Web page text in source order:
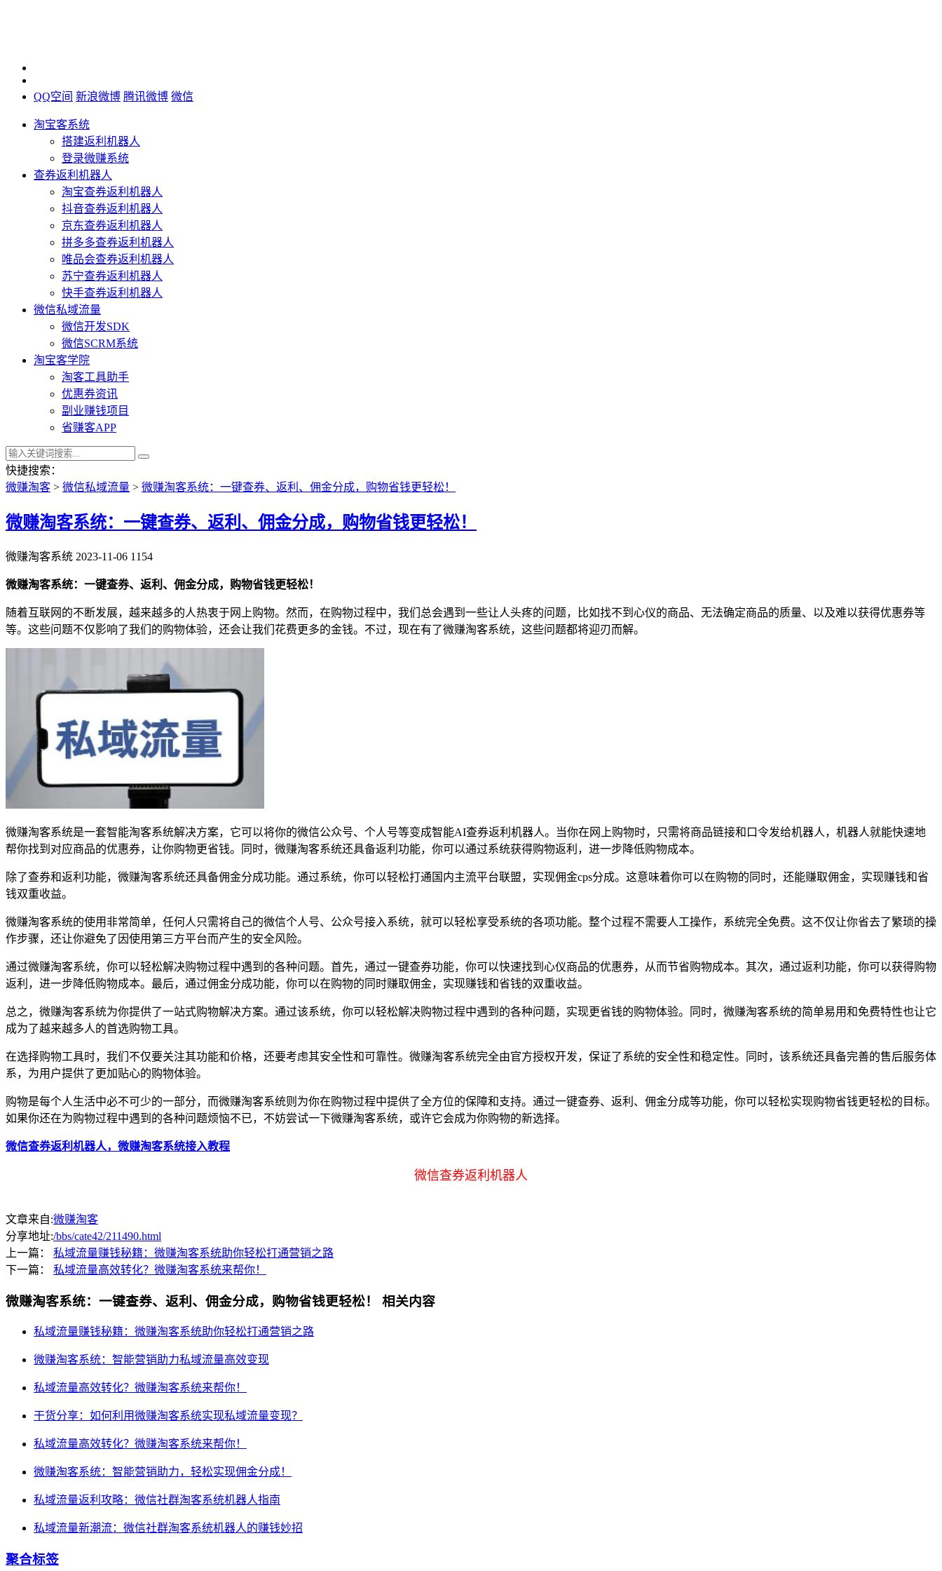
QQ空间 新浪微博 腾讯微博 微信
淘宝客系统
搭建返利机器人
登录微赚系统
查券返利机器人
淘宝查券返利机器人
抖音查券返利机器人
京东查券返利机器人
拼多多查券返利机器人
唯品会查券返利机器人
苏宁查券返利机器人
快手查券返利机器人
微信私域流量
微信开发SDK
微信SCRM系统
淘宝客学院
淘客工具助手
优惠券资讯
副业赚钱项目
省赚客APP
快捷搜索：
微赚淘客 > 微信私域流量 > 微赚淘客系统：一键查券、返利、佣金分成，购物省钱更轻松！
微赚淘客系统：一键查券、返利、佣金分成，购物省钱更轻松！
微赚淘客系统 2023-11-06 1154
微赚淘客系统：一键查券、返利、佣金分成，购物省钱更轻松！
随着互联网的不断发展，越来越多的人热衷于网上购物。然而，在购物过程中，我们总会遇到一些让人头疼的问题，比如找不到心仪的商品、无法确定商品的质量、以及难以获得优惠券等
等。这些问题不仅影响了我们的购物体验，还会让我们花费更多的金钱。不过，现在有了微赚淘客系统，这些问题都将迎刃而解。
微赚淘客系统是一套智能淘客系统解决方案，它可以将你的微信公众号、个人号等变成智能AI查券返利机器人。当你在网上购物时，只需将商品链接和口令发给机器人，机器人就能快速地
帮你找到对应商品的优惠券，让你购物更省钱。同时，微赚淘客系统还具备返利功能，你可以通过系统获得购物返利，进一步降低购物成本。
除了查券和返利功能，微赚淘客系统还具备佣金分成功能。通过系统，你可以轻松打通国内主流平台联盟，实现佣金cps分成。这意味着你可以在购物的同时，还能赚取佣金，实现赚钱和省
钱双重收益。
微赚淘客系统的使用非常简单，任何人只需将自己的微信个人号、公众号接入系统，就可以轻松享受系统的各项功能。整个过程不需要人工操作，系统完全免费。这不仅让你省去了繁琐的操
作步骤，还让你避免了因使用第三方平台而产生的安全风险。
通过微赚淘客系统，你可以轻松解决购物过程中遇到的各种问题。首先，通过一键查券功能，你可以快速找到心仪商品的优惠券，从而节省购物成本。其次，通过返利功能，你可以获得购物
返利，进一步降低购物成本。最后，通过佣金分成功能，你可以在购物的同时赚取佣金，实现赚钱和省钱的双重收益。
总之，微赚淘客系统为你提供了一站式购物解决方案。通过该系统，你可以轻松解决购物过程中遇到的各种问题，实现更省钱的购物体验。同时，微赚淘客系统的简单易用和免费特性也让它
成为了越来越多人的首选购物工具。
在选择购物工具时，我们不仅要关注其功能和价格，还要考虑其安全性和可靠性。微赚淘客系统完全由官方授权开发，保证了系统的安全性和稳定性。同时，该系统还具备完善的售后服务体
系，为用户提供了更加贴心的购物体验。
购物是每个人生活中必不可少的一部分，而微赚淘客系统则为你在购物过程中提供了全方位的保障和支持。通过一键查券、返利、佣金分成等功能，你可以轻松实现购物省钱更轻松的目标。
如果你还在为购物过程中遇到的各种问题烦恼不已，不妨尝试一下微赚淘客系统，或许它会成为你购物的新选择。
微信查券返利机器人，微赚淘客系统接入教程
微信查券返利机器人
文章来自:微赚淘客
分享地址:/bbs/cate42/211490.html
上一篇： 私域流量赚钱秘籍：微赚淘客系统助你轻松打通营销之路
下一篇： 私域流量高效转化？微赚淘客系统来帮你！
微赚淘客系统：一键查券、返利、佣金分成，购物省钱更轻松！ 相关内容
私域流量赚钱秘籍：微赚淘客系统助你轻松打通营销之路
微赚淘客系统：智能营销助力私域流量高效变现
私域流量高效转化？微赚淘客系统来帮你！
干货分享：如何利用微赚淘客系统实现私域流量变现？
私域流量高效转化？微赚淘客系统来帮你！
微赚淘客系统：智能营销助力，轻松实现佣金分成！
私域流量返利攻略：微信社群淘客系统机器人指南
私域流量新潮流：微信社群淘客系统机器人的赚钱妙招
聚合标签